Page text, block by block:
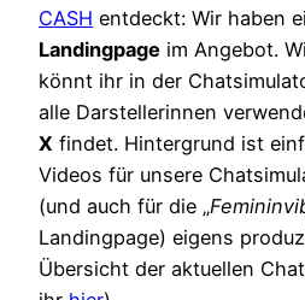
CASH entdeckt: Wir haben
Landingpage im Angebot.
könnt ihr in der
alle Darstellerinnen
X findet. Hintergrund ist
Videos für unsere
(und auch für die „
Landingpage) eigens
Übersicht der aktuellen